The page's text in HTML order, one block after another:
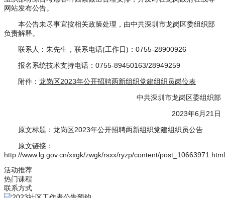
网站发布公告。
本公告未尽事宜按相关政策处理，由中共深圳市龙岗区委组织部
负责解释。
联系人：朱先生，联系电话(工作日)：0755-28900926
报名系统技术支持电话：0755-89450163/28949259
附件： 龙岗区2023年公开招聘两新组织党建组织员岗位表
中共深圳市龙岗区委组织部
2023年6月21日
原文标题：龙岗区2023年公开招聘两新组织党建组织员公告
原文链接：
http://www.lg.gov.cn/xxgk/zwgk/rsxx/ryzp/content/post_10663971.html
活动推荐
热门课程
联系方式